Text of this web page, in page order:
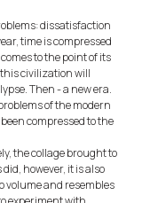
dissatisfaction
time is compressed
to the point of its
civilization will
Then - a new era.
of the modern
compressed to the
the collage brought to
however, it is also
volume and resembles